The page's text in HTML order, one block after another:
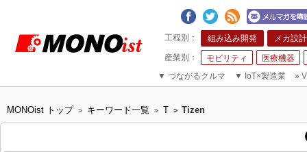
組み込み開発 メカ設計
モビリティ
医療機器
▼ つながるクルマ ▼ IoT×製造業 »
MONOist トップ > キーワード一覧 > T > Tizen